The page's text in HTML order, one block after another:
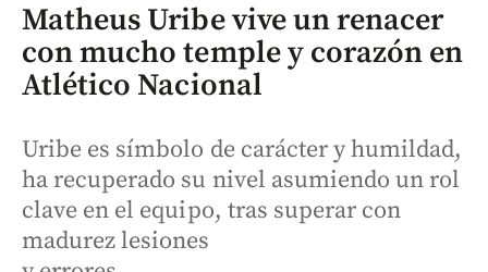
Matheus Uribe vive un renacer
con mucho temple y corazón en
Atlético Nacional
Uribe es símbolo de carácter y humildad,
ha recuperado su nivel asumiendo un rol
clave en el equipo, tras superar con
madurez lesiones